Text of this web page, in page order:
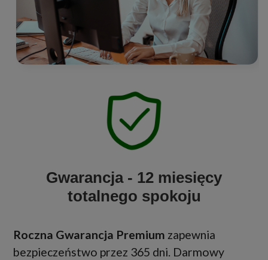
Gwarancja - 12 miesięcy
totalnego spokoju
Roczna Gwarancja Premium zapewnia
bezpieczeństwo przez 365 dni. Darmowy